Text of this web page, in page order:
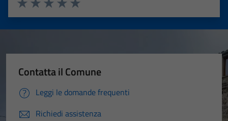
Valuta 5 stelle su 5
Valuta 4 stelle su 5
Valuta 3 stelle su 5
Valuta 2 stelle su 5
Valuta 1 stelle su 5
Contatta il Comune
Leggi le domande frequenti
Richiedi assistenza